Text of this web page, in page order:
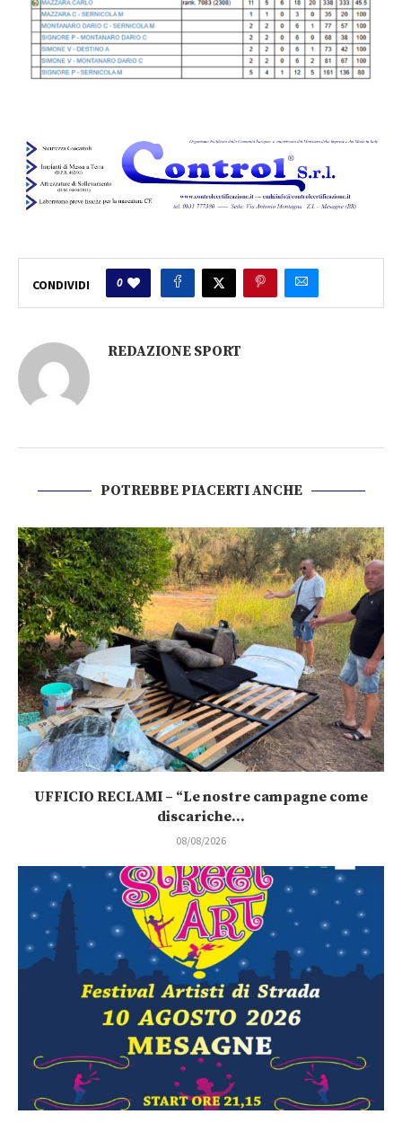
CONDIVIDI 0
REDAZIONE SPORT
POTREBBE PIACERTI ANCHE
UFFICIO RECLAMI – “Le nostre campagne come
discariche...
08/08/2026